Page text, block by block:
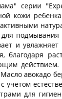
серии
кожи
и
действием.
авокадо
учетом
для